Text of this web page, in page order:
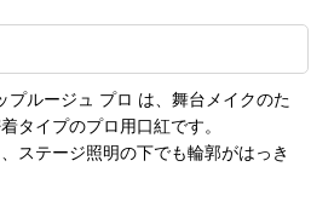
プルージュ プロ は、舞台メイクのた
タイプのプロ用口紅です。
ステージ照明の下でも輪郭がはっき